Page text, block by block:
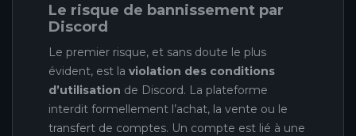
Le risque de bannissement par
Discord
Le premier risque, et sans doute le plus
évident, est la violation des conditions
d’utilisation de Discord. La plateforme
interdit formellement l’achat, la vente ou le
transfert de comptes. Un compte est lié à une